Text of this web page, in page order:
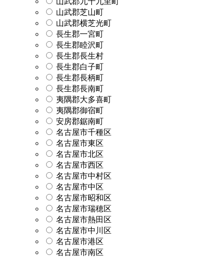
山武郡芝山町
山武郡横芝光町
長生郡一宮町
長生郡睦沢町
長生郡長生村
長生郡白子町
長生郡長柄町
長生郡長南町
夷隅郡大多喜町
夷隅郡御宿町
安房郡鋸南町
名古屋市千種区
名古屋市東区
名古屋市北区
名古屋市西区
名古屋市中村区
名古屋市中区
名古屋市昭和区
名古屋市瑞穂区
名古屋市熱田区
名古屋市中川区
名古屋市港区
名古屋市南区